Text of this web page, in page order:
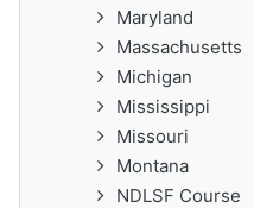
Maryland
Massachusetts
Michigan
Mississippi
Missouri
Montana
NDLSF Course